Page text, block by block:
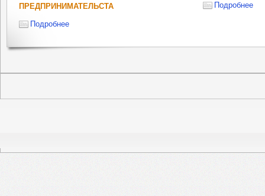
ПРЕДПРИНИМАТЕЛЬСТА
Подробнее
Подробнее